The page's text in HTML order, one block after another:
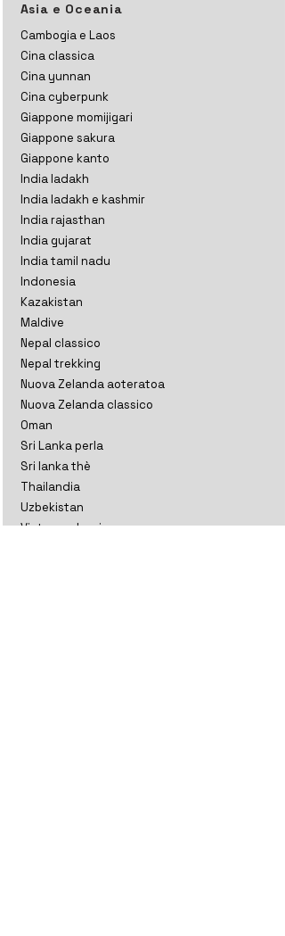
Asia e Oceania
Cambogia e Laos
Cina classica
Cina yunnan
Cina cyberpunk
Giappone momijigari
Giappone sakura
Giappone kanto
India ladakh
India ladakh e kashmir
India rajasthan
India gujarat
India tamil nadu
Indonesia
Kazakistan
Maldive
Nepal classico
Nepal trekking
Nuova Zelanda aoteratoa
Nuova Zelanda classico
Oman
Sri Lanka perla
Sri lanka thè
Thailandia
Uzbekistan
Vietnam classico